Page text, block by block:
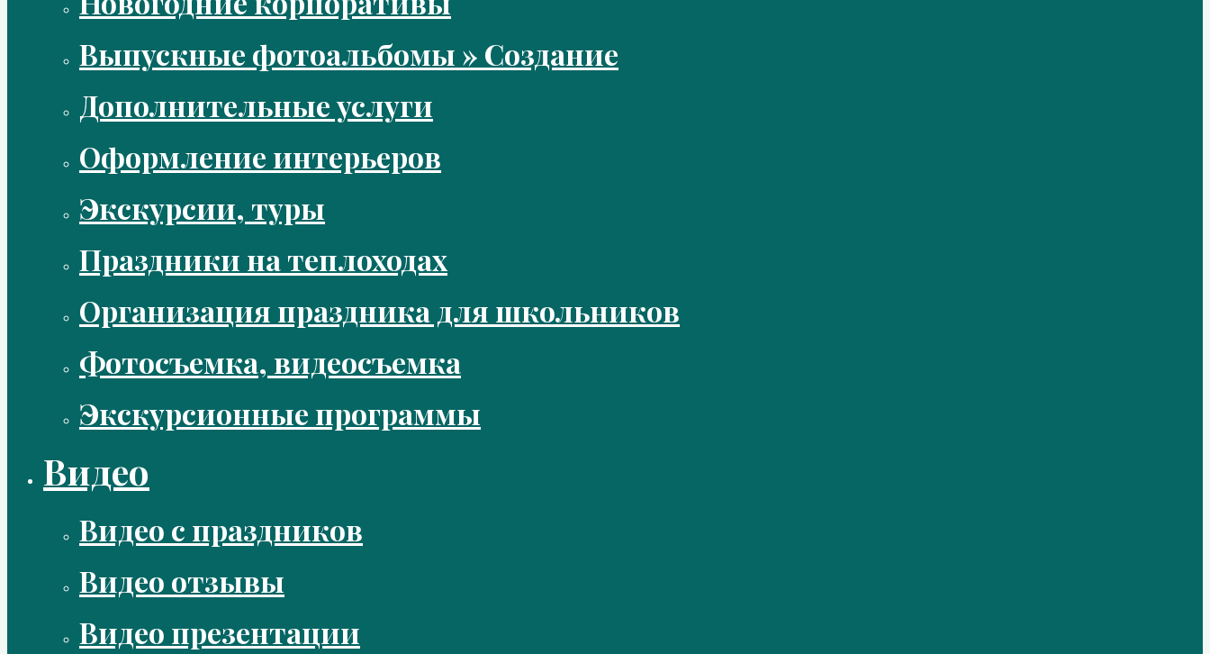
Выпускные фотоальбомы » Создание
Дополнительные услуги
Оформление интерьеров
Экскурсии, туры
Праздники на теплоходах
Организация праздника для школьников
Фотосъемка, видеосъемка
Экскурсионные программы
Видео
Видео с праздников
Видео отзывы
Видео презентации